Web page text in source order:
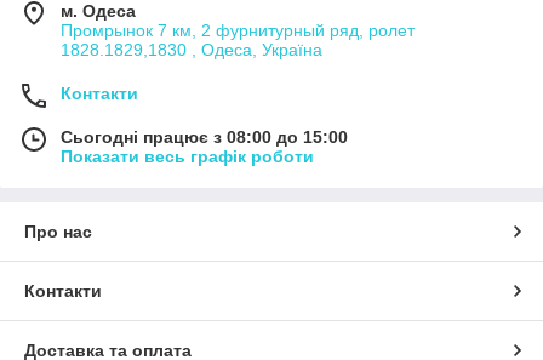
м. Одеса
Промрынок 7 км, 2 фурнитурный ряд, ролет
1828.1829,1830 , Одеса, Україна
Контакти
Сьогодні працює з 08:00 до 15:00
Показати весь графік роботи
Про нас
Контакти
Доставка та оплата